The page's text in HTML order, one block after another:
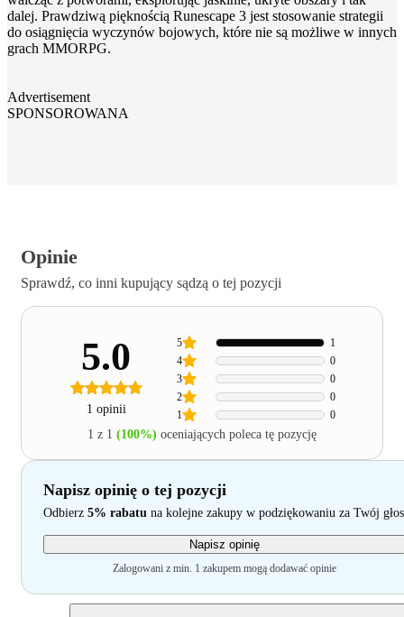
dalej. Prawdziwą pięknością Runescape 3 jest stosowanie strategii
do osiągnięcia wyczynów bojowych, które nie są możliwe w innych
grach MMORPG.
Advertisement
SPONSOROWANA
Opinie
Sprawdź, co inni kupujący sądzą o tej pozycji
5.0
1 opinii 1 0
2 0
3 0
4 0
5 1
1 z 1 (100%) oceniających poleca tę pozycję
Napisz opinię o tej pozycji
Odbierz 5% rabatu na kolejne zakupy w podziękowaniu za Twój głos
Napisz opinię
Zalogowani z min. 1 zakupem mogą dodawać opinie